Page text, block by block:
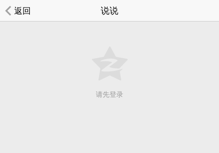
返回 说说
请先登录